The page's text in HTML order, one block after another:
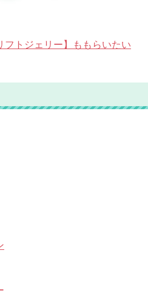
フトジェリー】ももらいたい